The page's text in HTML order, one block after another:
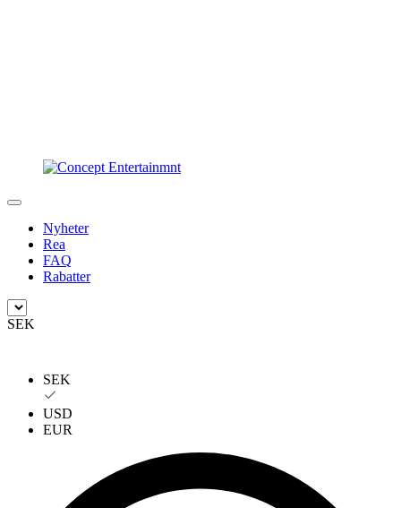
Nyheter
Rea
FAQ
Rabatter
SEK
SEK
USD
EUR